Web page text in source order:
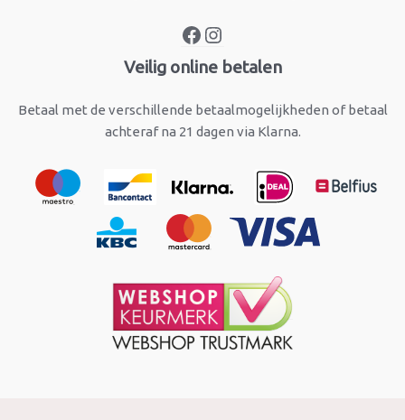
Veilig online betalen
Betaal met de verschillende betaalmogelijkheden of betaal
achteraf na 21 dagen via Klarna.